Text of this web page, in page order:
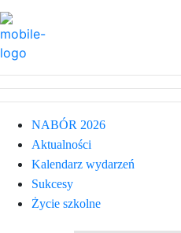
NABÓR 2026
Aktualności
Kalendarz wydarzeń
Sukcesy
Życie szkolne